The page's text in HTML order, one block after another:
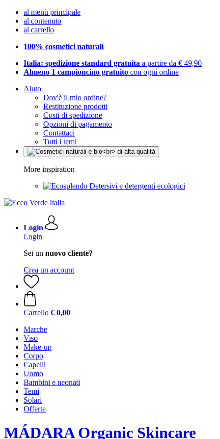
al menù principale
al contenuto
al carrello
100% cosmetici naturali
Italia: spedizione standard gratuita a partire da € 49,90
Almeno 1 campioncino gratuito con ogni ordine
Aiuto
Dov'è il mio ordine?
Restituzione prodotti
Costi di spedizione
Opzioni di pagamento
Contattaci
Tutti i temi
More inspiration
Detersivi e detergenti ecologici
Login
Login
Sei un nuovo cliente?
Crea un account
Carrello € 0,00
Marche
Viso
Make-up
Corpo
Capelli
Uomo
Bambini e neonati
Temi
Solari
Offerte
MÁDARA Organic Skincare